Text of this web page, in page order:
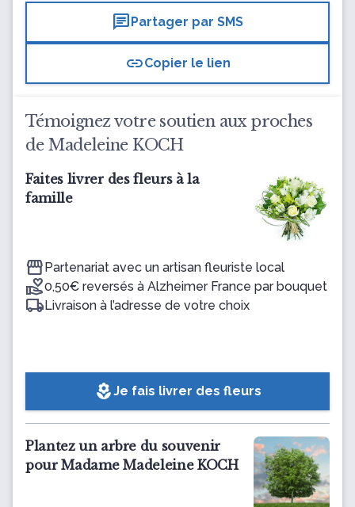
chatPartager par SMS
linkCopier le lien
Témoignez votre soutien aux proches
de Madeleine KOCH
Faites livrer des fleurs à la
famille
Partenariat avec un artisan fleuriste local
0,50€ reversés à Alzheimer France par bouquet
Livraison à l’adresse de votre choix
local_floristJe fais livrer des fleurs
Plantez un arbre du souvenir
pour Madame Madeleine KOCH